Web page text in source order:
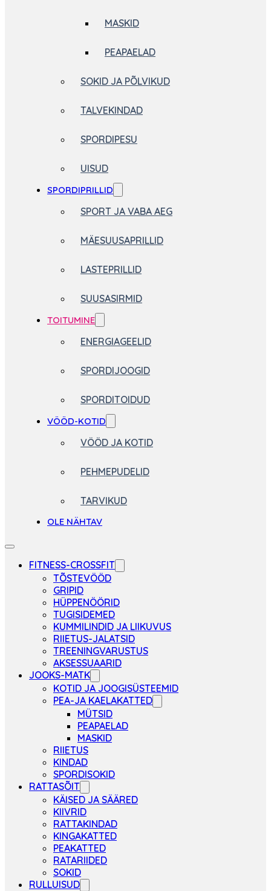
MASKID
PEAPAELAD
SOKID JA PÕLVIKUD
TALVEKINDAD
SPORDIPESU
UISUD
SPORDIPRILLID
SPORT JA VABA AEG
MÄESUUSAPRILLID
LASTEPRILLID
SUUSASIRMID
TOITUMINE
ENERGIAGEELID
SPORDIJOOGID
SPORDITOIDUD
VÖÖD-KOTID
VÖÖD JA KOTID
PEHMEPUDELID
TARVIKUD
OLE NÄHTAV
FITNESS-CROSSFIT
TÕSTEVÖÖD
GRIPID
HÜPPENÖÖRID
TUGISIDEMED
KUMMILINDID JA LIIKUVUS
RIIETUS-JALATSID
TREENINGVARUSTUS
AKSESSUAARID
JOOKS-MATK
KOTID JA JOOGISÜSTEEMID
PEA-JA KAELAKATTED
MÜTSID
PEAPAELAD
MASKID
RIIETUS
KINDAD
SPORDISOKID
RATTASÕIT
KÄISED JA SÄÄRED
KIIVRID
RATTAKINDAD
KINGAKATTED
PEAKATTED
RATARIIDED
SOKID
RULLUISUD